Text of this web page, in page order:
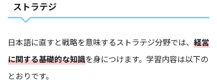
ストラテジ
日本語に直すと戦略を意味するストラテジ分野では、 経営
に関する基礎的な知識を身につけます。学習内容は以下の
とおりです。